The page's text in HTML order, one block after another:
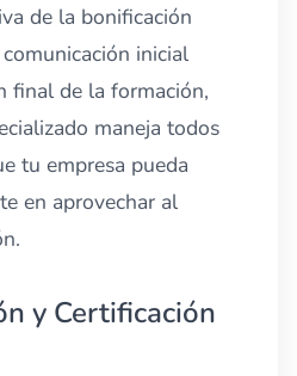
de la bonificación
inicial
final de la formación,
maneja todos
tu empresa pueda
en aprovechar al
y Certificación